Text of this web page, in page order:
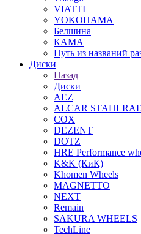
VIATTI
YOKOHAMA
Белшина
КАМА
Путь из названий
Диски
Назад
Диски
AEZ
ALCAR
COX
DEZENT
DOTZ
HRE Performance
K&K (КиК)
Khomen Wheels
MAGNETTO
NEXT
Remain
SAKURA WHEELS
TechLine